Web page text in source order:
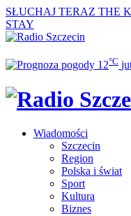
SŁUCHAJ TERAZ THE
STAY
12°C
Wiadomości
Szczecin
Region
Polska i świat
Sport
Kultura
Biznes